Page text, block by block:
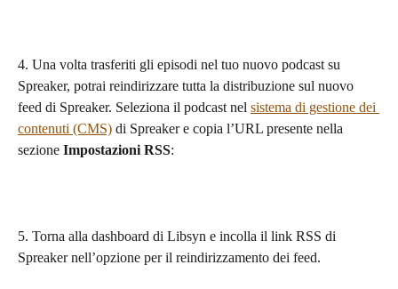
4. Una volta trasferiti gli episodi nel tuo nuovo podcast su
Spreaker, potrai reindirizzare tutta la distribuzione sul nuovo
feed di Spreaker. Seleziona il podcast nel sistema di gestione dei
contenuti (CMS) di Spreaker e copia l’URL presente nella
sezione Impostazioni RSS:
5. Torna alla dashboard di Libsyn e incolla il link RSS di
Spreaker nell’opzione per il reindirizzamento dei feed.